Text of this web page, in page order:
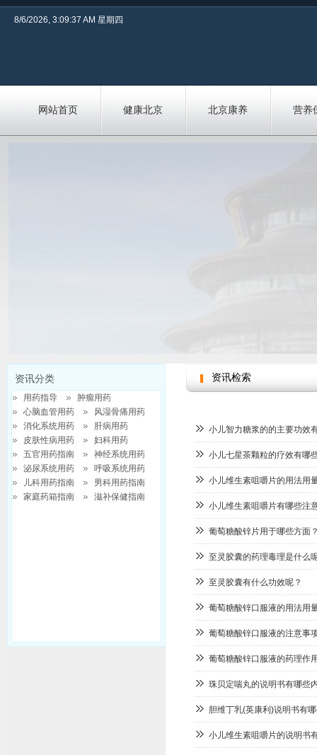
网站首页 健康北京 北京康养 营养
8/6/2026, 3:09:38 AM 星期四
小儿智力糖浆的的主要功效
小儿七星茶颗粒的疗效有哪
小儿维生素咀嚼片的用法用
小儿维生素咀嚼片有哪些注
葡萄糖酸锌片用于哪些方面
至灵胶囊的药理毒理是什么
至灵胶囊有什么功效呢？
葡萄糖酸锌口服液的用法用
葡萄糖酸锌口服液的注意事
葡萄糖酸锌口服液的药理作
珠贝定喘丸的说明书有哪些
胆维丁乳(英康利)说明书有
小儿维生素咀嚼片的说明书
资讯检索
资讯分类
用药指导
肿瘤用药
心脑血管用药
风湿骨痛用药
消化系统用药
肝病用药
皮肤性病用药
妇科用药
五官用药指南
神经系统用药
泌尿系统用药
呼吸系统用药
儿科用药指南
男科用药指南
家庭药箱指南
滋补保健指南